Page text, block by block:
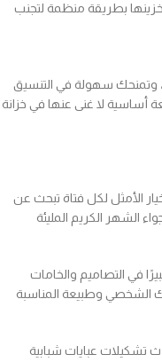
بطريقة منظمة لتجنب
وتمنحك سهولة في التنسيق
أساسية لا غنى عنها في خزانة
الأمثل لكل فتاة تبحث عن
الشهر الكريم المليئة
في التصاميم والخامات
الشخصي وطبيعة المناسبة
تشكيلات عبايات شبابية